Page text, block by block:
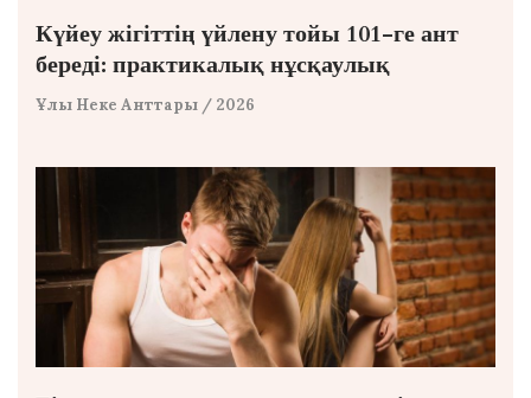
Күйеу жігіттің үйлену тойы 101-ге ант
береді: практикалық нұсқаулық
Ұлы Неке Анттары / 2026